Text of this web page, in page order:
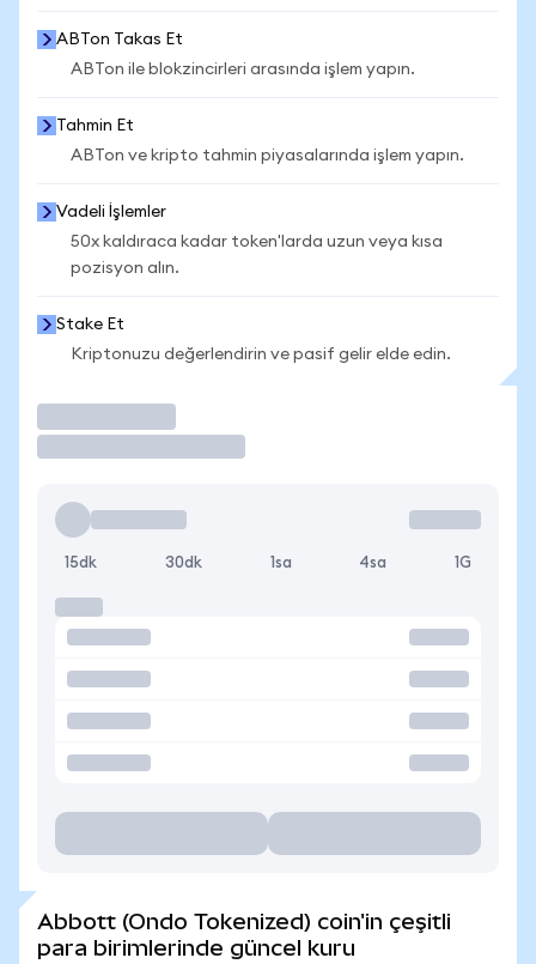
ABTon Takas Et
ABTon ile blokzincirleri arasında işlem yapın.
Tahmin Et
ABTon ve kripto tahmin piyasalarında işlem yapın.
Vadeli İşlemler
50x kaldıraca kadar token'larda uzun veya kısa
pozisyon alın.
Stake Et
Kriptonuzu değerlendirin ve pasif gelir elde edin.
15dk 30dk 1sa 4sa 1G
Abbott (Ondo Tokenized) coin'in çeşitli
para birimlerinde güncel kuru